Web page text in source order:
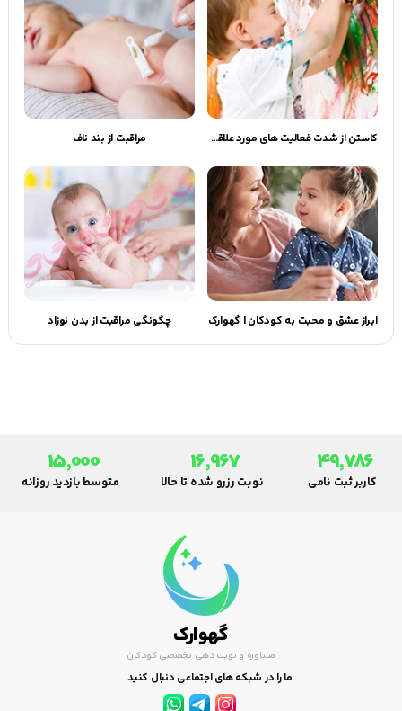
کاستن از شدت فعالیت های مورد علاقه کودک | گهوارک مراقبت از بند ناف
ابراز عشق و محبت به کودکان | گهوارک چگونگی مراقبت از بدن نوزاد
49,786
کاربر ثبت نامی
16,967
نوبت رزرو شده تا حالا
15,000
متوسط بازدید روزانه
گهوارک
مشاوره و نوبت دهی تخصصی کودکان
ما را در شبکه های اجتماعی دنبال کنید